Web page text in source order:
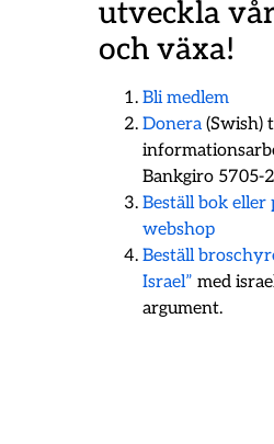
utveckla
och växa!
Bli medlem
Donera(Swish)
Bankgiro 5705-
Beställ bok eller
webshop
Beställ
Israel” med
argument.